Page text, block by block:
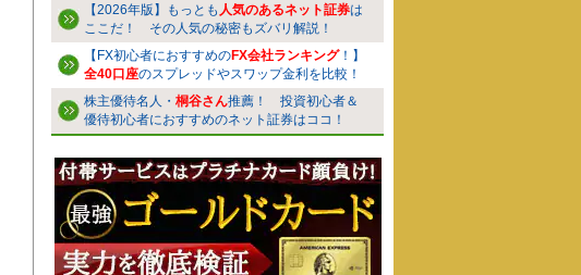
【2026年版】もっとも 人気のあるネット証券は
ここだ！ その人気の秘密もズバリ解説！
【FX初心者におすすめのFX会社ランキング！】
全40口座のスプレッドやスワップ金利を比較！
株主優待名人・ 桐谷さん推薦！ 投資初心者＆
優待初心者におすすめのネット証券はココ！